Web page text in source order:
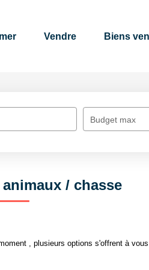
Vendre Biens
Budget max
/ chasse
, plusieurs options s'offrent à